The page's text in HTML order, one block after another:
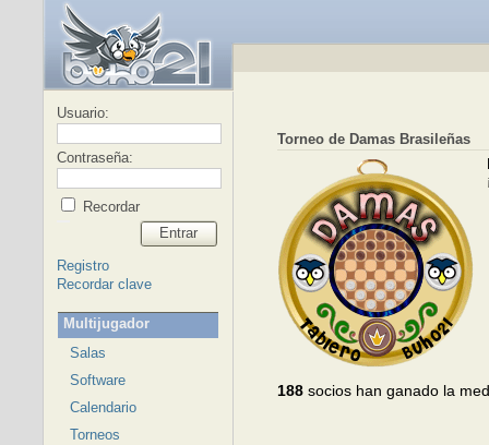
Usuario:
Contraseña:
Recordar
Entrar
Registro
Recordar clave
Multijugador
Salas
Software
Calendario
Torneos
Torneo de Damas Brasileñas
188socios han ganado la